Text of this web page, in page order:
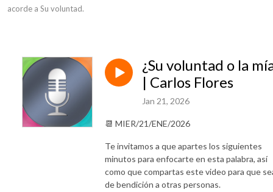
acorde a Su voluntad.
¿Su voluntad o la
| Carlos Flores
Jan 21, 2026
📆 MIER/21/ENE/2026
Te invitamos a que apartes los siguientes
minutos para enfocarte en esta palabra, así
como que compartas este video para que
de bendición a otras personas.